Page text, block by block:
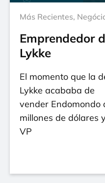
Más Recientes,
Emprendedor
Lykke
El momento que la
Lykke acababa de
vender Endomondo
millones de dólares
VP